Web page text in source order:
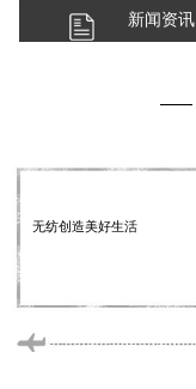
新闻资讯
无纺创造美好生活